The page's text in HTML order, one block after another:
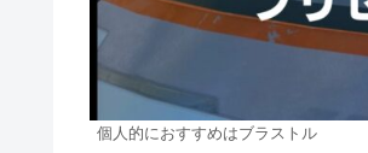
個人的におすすめはブラストル